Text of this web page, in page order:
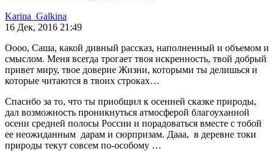
Karina_Galkina
16 Дек, 2016 21:49
Оооо, Саша, какой дивный рассказ, наполненный и объемом и
смыслом. Меня всегда трогает твоя искренность, твой добрый
привет миру, твое доверие Жизни, которыми ты делишься и
которые читаются в твоих строках…
Спасибо за то, что ты приобщил к осенней сказке природы,
дал возможность проникнуться атмосферой благоуханной
осени средней полосы России и порадоваться вместе с тобой
ее неожиданным дарам и сюрпризам. Дааа, в деревне токи
природы текут совсем по-особому …